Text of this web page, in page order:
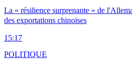
La « résilience surprenante » de
des exportations chinoises
15:17
POLITIQUE